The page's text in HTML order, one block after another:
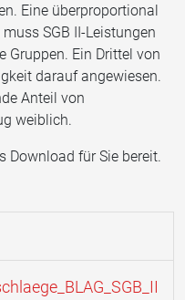
Eine überproportional
SGB II-Leistungen
Gruppen. Ein Drittel von
darauf angewiesen.
Anteil von
weiblich.
Download für Sie bereit.